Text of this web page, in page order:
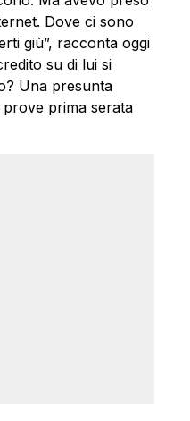
Dove ci sono
giù”, racconta oggi
su di lui si
Una presunta
prove prima serata